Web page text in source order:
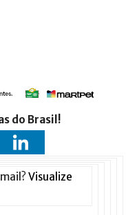
do Brasil!
Visualize